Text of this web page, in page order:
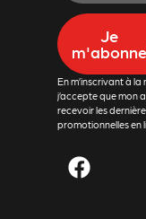
Je
m'abonne
En m’inscrivant à
j’accepte que mon
recevoir les
promotionnelles en